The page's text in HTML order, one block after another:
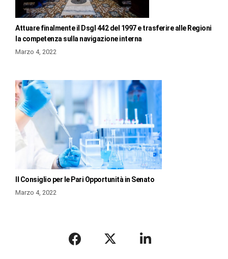
Attuare finalmente il Dsgl 442 del 1997 e trasferire alle Regioni
la competenza sulla navigazione interna
Marzo 4, 2022
Il Consiglio per le Pari Opportunità in Senato
Marzo 4, 2022